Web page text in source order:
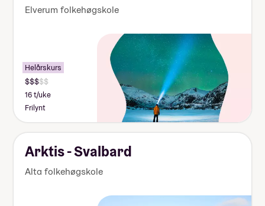
Elverum folkehøgskole
Helårskurs
16 t/uke
Frilynt
Arktis - Svalbard
Alta folkehøgskole